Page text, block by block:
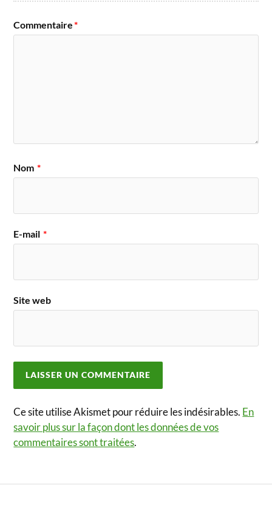
Commentaire*
Nom *
E-mail *
Site web
Ce site utilise Akismet pour réduire les indésirables. En
savoir plus sur la façon dont les données de vos
commentaires sont traitées.